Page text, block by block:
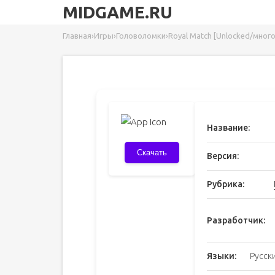
MIDGAME.RU
Главная›Игры›Головоломки›Royal Match [Unlocked/
Скачать
Название:
Версия:
Рубрика:
Разработчик:
Языки: